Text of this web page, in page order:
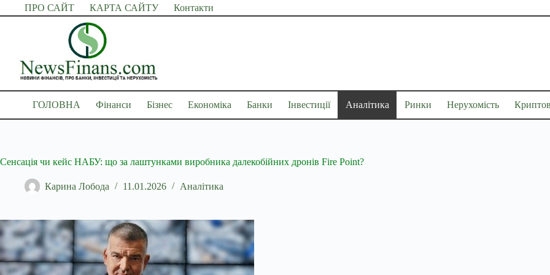
Перейти
до
ПРО САЙТ КАРТА САЙТУ Контакти
ГОЛОВНА Фінанси Бізнес Економіка Банки Інвестиції Аналітика Ринки Нерухомість
Сенсація чи кейс НАБУ: що за лаштунками виробника далекобійних дронів Fire Point?
Карина Лобода 11.01.2026 Аналітика